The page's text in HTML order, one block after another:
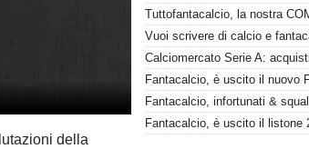
della
Fantacalcio, infortunati &
Fantacalcio, è uscito il listone